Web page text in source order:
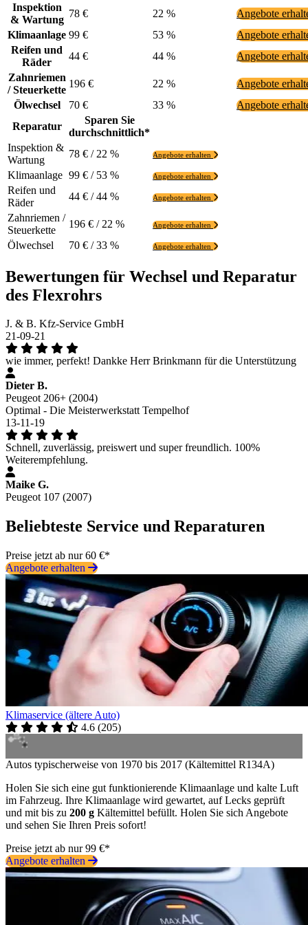
Inspektion
& Wartung
78 € 22 %
Angebote
Klimaanlage 99 € 53 %
Angebote
Reifen und
Räder
44 € 44 %
Angebote
Zahnriemen
/ Steuerkette
196 € 22 %
Angebote
Ölwechsel
70 € 33 %
Angebote
Reparatur
Sparen Sie
durchschnittlich*
Inspektion &
Wartung
78 € / 22 % Angebote erhalten
Klimaanlage 99 € / 53 % Angebote erhalten
Reifen und
Räder
44 € / 44 % Angebote erhalten
Zahnriemen /
Steuerkette
196 € / 22 % Angebote erhalten
Ölwechsel 70 € / 33 % Angebote erhalten
Bewertungen für Wechsel und Reparatur
des Flexrohrs
J. & B. Kfz-Service GmbH
21-09-21
wie immer, perfekt! Dankke Herr Brinkmann für die Unterstützung
Dieter B.
Peugeot 206+ (2004)
Optimal - Die Meisterwerkstatt Tempelhof
13-11-19
Schnell, zuverlässig, preiswert und super freundlich. 100%
Weiterempfehlung.
Maike G.
Peugeot 107 (2007)
Beliebteste Service und Reparaturen
Preise jetzt ab nur 60 €*
Angebote erhalten
Klimaservice (ältere Auto)
4.6 (205)
Autos typischerweise von 1970 bis 2017 (Kältemittel R134A)
Holen Sie sich eine gut funktionierende Klimaanlage und kalte Luft
im Fahrzeug. Ihre Klimaanlage wird gewartet, auf Lecks geprüft
und mit bis zu 200 g Kältemittel befüllt. Holen Sie sich Angebote
und sehen Sie Ihren Preis sofort!
Preise jetzt ab nur 99 €*
Angebote erhalten